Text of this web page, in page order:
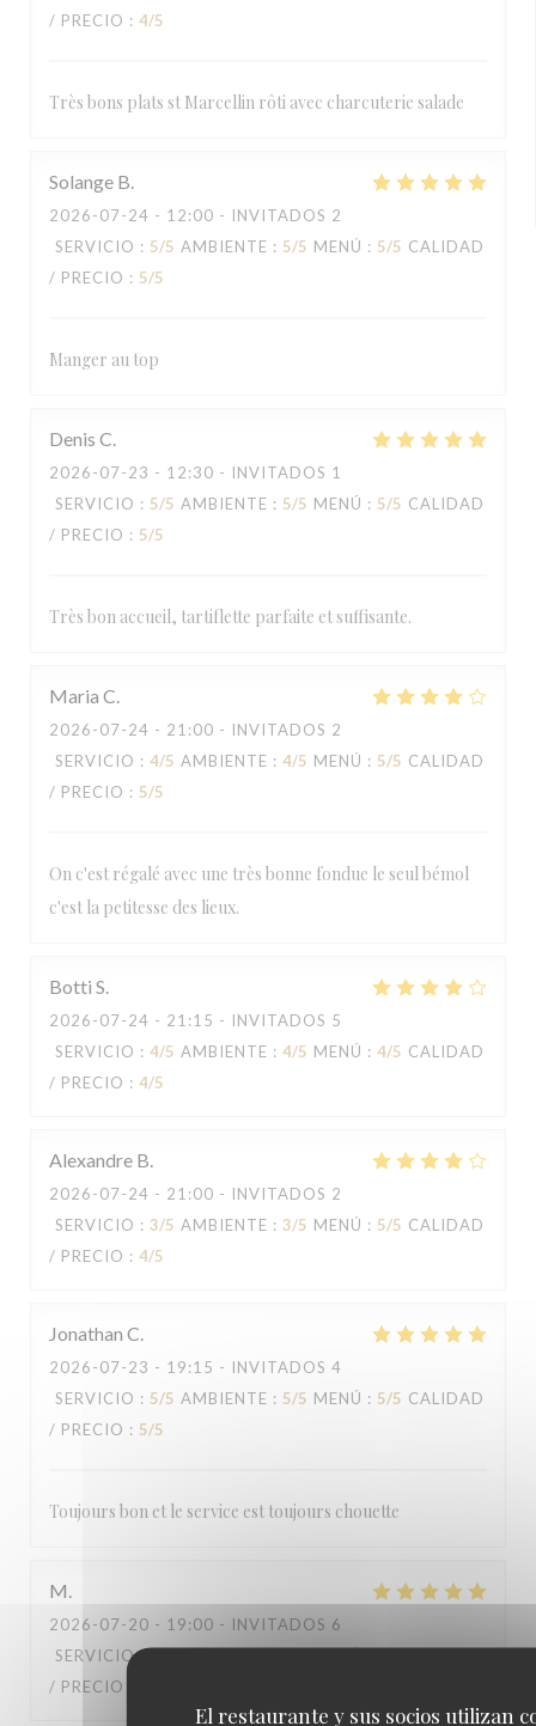
El restaurante y sus socios utilizan
/ PRECIO : 4/5
Très bons plats st Marcellin rôti avec charcuterie salade
Solange B
2026-07-24 - 12:00 - INVITADOS 2
SERVICIO : 5/5 AMBIENTE : 5/5 MENÚ : 5/5 CALIDAD
/ PRECIO : 5/5
Manger au top
Denis C
2026-07-23 - 12:30 - INVITADOS 1
SERVICIO : 5/5 AMBIENTE : 5/5 MENÚ : 5/5 CALIDAD
/ PRECIO : 5/5
Très bon accueil, tartiflette parfaite et suffisante.
Maria C
2026-07-24 - 21:00 - INVITADOS 2
SERVICIO : 4/5 AMBIENTE : 4/5 MENÚ : 5/5 CALIDAD
/ PRECIO : 5/5
On c'est régalé avec une très bonne fondue le seul bémol
c'est la petitesse des lieux.
Botti S
2026-07-24 - 21:15 - INVITADOS 5
SERVICIO : 4/5 AMBIENTE : 4/5 MENÚ : 4/5 CALIDAD
/ PRECIO : 4/5
Alexandre B
2026-07-24 - 21:00 - INVITADOS 2
SERVICIO : 3/5 AMBIENTE : 3/5 MENÚ : 5/5 CALIDAD
/ PRECIO : 4/5
Jonathan C
2026-07-23 - 19:15 - INVITADOS 4
SERVICIO : 5/5 AMBIENTE : 5/5 MENÚ : 5/5 CALIDAD
/ PRECIO : 5/5
Toujours bon et le service est toujours chouette
M
2026-07-20 - 19:00 - INVITADOS 6
SERVICIO:
/ PRECIO